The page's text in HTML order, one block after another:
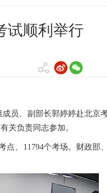
试顺利举行
员、副部长郭婷婷赴北京
关负责同志参加。
、11794个考场。财政部